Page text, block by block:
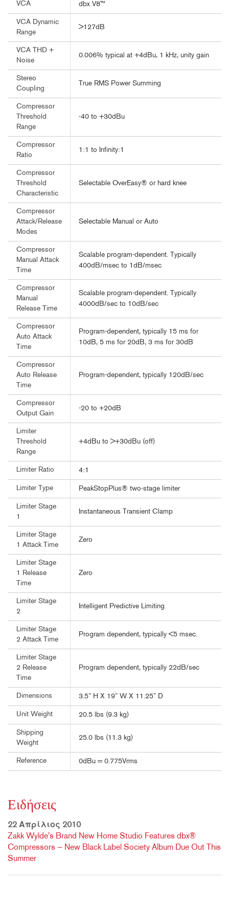
VCA dbx V8™
VCA Dynamic
Range
>127dB
VCA THD +
Noise
0.006% typical at +4dBu, 1 kHz, unity gain
Stereo
Coupling
True RMS Power Summing
Compressor
Threshold
Range
-40 to +30dBu
Compressor
Ratio
1:1 to Infinity:1
Compressor
Threshold
Characteristic
Selectable OverEasy® or hard knee
Compressor
Attack/Release
Modes
Selectable Manual or Auto
Compressor
Manual Attack
Time
Scalable program-dependent. Typically
400dB/msec to 1dB/msec
Compressor
Manual
Release Time
Scalable program-dependent. Typically
4000dB/sec to 10dB/sec
Compressor
Auto Attack
Time
Program-dependent, typically 15 ms for
10dB, 5 ms for 20dB, 3 ms for 30dB
Compressor
Auto Release
Time
Program-dependent, typically 120dB/sec
Compressor
Output Gain
-20 to +20dB
Limiter
Threshold
Range
+4dBu to >+30dBu (off)
Limiter Ratio 4:1
Limiter Type PeakStopPlus® two-stage limiter
Limiter Stage
1
Instantaneous Transient Clamp
Limiter Stage
1 Attack Time
Zero
Limiter Stage
1 Release
Time
Zero
Limiter Stage
2
Intelligent Predictive Limiting
Limiter Stage
2 Attack Time
Program dependent, typically <5 msec.
Limiter Stage
2 Release
Time
Program dependent, typically 22dB/sec
Dimensions 3.5” H X 19” W X 11.25” D
Unit Weight 20.5 lbs (9.3 kg)
Shipping
Weight
25.0 lbs (11.3 kg)
Reference 0dBu = 0.775Vrms
Ειδήσεις
22 Απρίλιος 2010
Zakk Wylde's Brand New Home Studio Features dbx®
Compressors — New Black Label Society Album Due Out This
Summer